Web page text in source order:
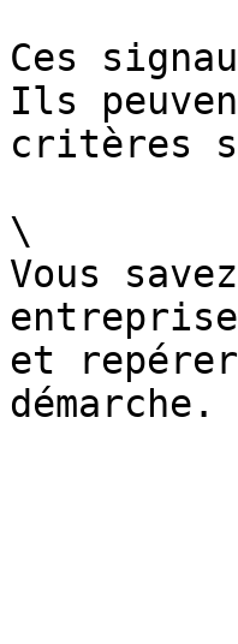
Ces
Ils
critères
\
Vous
et